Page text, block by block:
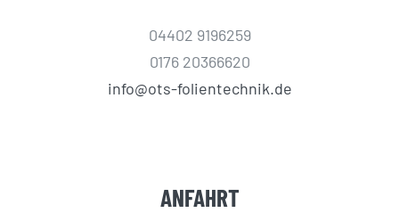
04402 9196259
0176 20366620
info@ots-folientechnik.de
ANFAHRT